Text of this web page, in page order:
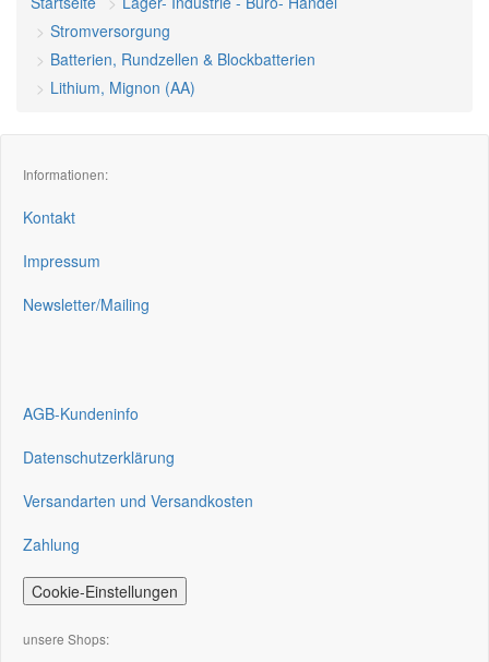
Stromversorgung
Batterien, Rundzellen & Blockbatterien
Lithium, Mignon (AA)
Informationen:
Kontakt
Impressum
Newsletter/Mailing
AGB-Kundeninfo
Datenschutzerklärung
Versandarten und Versandkosten
Zahlung
Cookie-Einstellungen
unsere Shops: